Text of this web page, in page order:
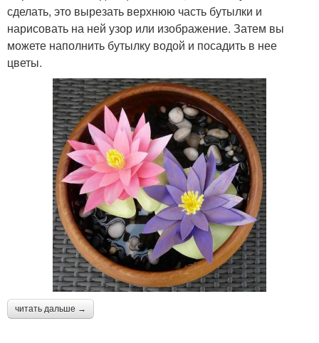
сделать, это вырезать верхнюю часть бутылки и
нарисовать на ней узор или изображение. Затем вы
можете наполнить бутылку водой и посадить в нее
цветы.
читать дальше →